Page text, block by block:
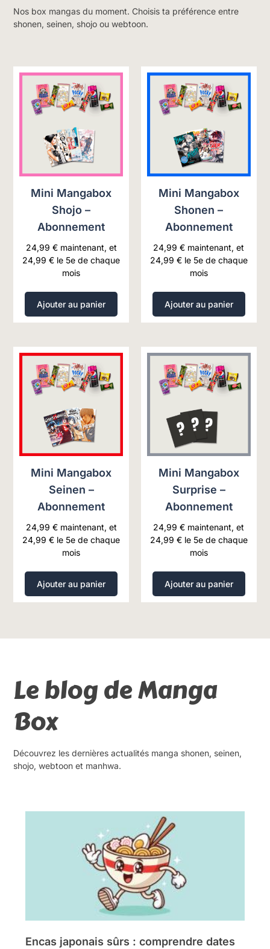
Nos box mangas du moment. Choisis ta préférence entre
shonen, seinen, shojo ou webtoon.
Mini Mangabox
Shojo –
Abonnement
24,99 € maintenant, et
24,99€ le 5e de chaque
mois
Ajouter au panier
Mini Mangabox
Shonen –
Abonnement
24,99€ maintenant, et
24,99 € le 5e de chaque
mois
Ajouter au panier
Mini Mangabox
Seinen –
Abonnement
24,99 € maintenant, et
24,99€ le 5e de chaque
mois
Ajouter au panier
Mini Mangabox
Surprise –
Abonnement
24,99€ maintenant, et
24,99 € le 5e de chaque
mois
Ajouter au panier
Le blog de Manga
Box
Découvrez les dernières actualités manga shonen, seinen,
shojo, webtoon et manhwa.
Encas japonais sûrs : comprendre dates